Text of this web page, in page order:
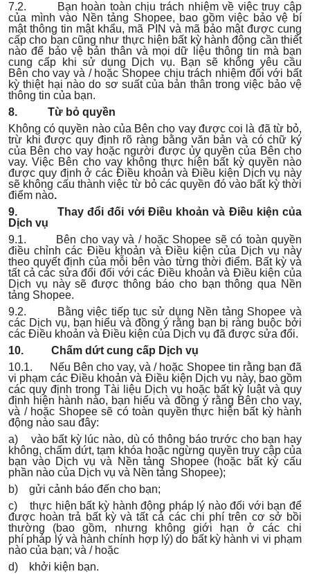
7.2. Bạn hoàn toàn chịu trách nhiệm về việc truy cập
của mình vào Nền tảng Shopee, bao gồm việc bảo vệ bí
mật thông tin mật khẩu, mã PIN và mã bảo mật được cung
cấp cho bạn cũng như thực hiện bất kỳ hành động cần thiết
nào để bảo vệ bản thân và mọi dữ liệu thông tin mà bạn
cung cấp khi sử dụng Dịch vụ. Bạn sẽ không yêu cầu
Bên cho vay và / hoặc Shopee chịu trách nhiệm đối với bất
kỳ thiệt hại nào do sơ suất của bản thân trong việc bảo vệ
thông tin của bạn.
8. Từ bỏ quyền
Không có quyền nào của Bên cho vay được coi là đã từ bỏ,
trừ khi được quy định rõ ràng bằng văn bản và có chữ ký
của Bên cho vay hoặc người được ủy quyền của Bên cho
vay. Việc Bên cho vay không thực hiện bất kỳ quyền nào
được quy định ở các Điều khoản và Điều kiện Dịch vụ này
sẽ không cấu thành việc từ bỏ các quyền đó vào bất kỳ thời
điểm nào.
9. Thay đổi đối với Điều khoản và Điều kiện của
Dịch vụ
9.1. Bên cho vay và / hoặc Shopee sẽ có toàn quyền
điều chỉnh các Điều khoản và Điều kiện của Dịch vụ này
theo quyết định của mỗi bên vào từng thời điểm. Bất kỳ và
tất cả các sửa đổi đối với các Điều khoản và Điều kiện của
Dịch vụ này sẽ được thông báo cho bạn thông qua Nền
tảng Shopee.
9.2. Bằng việc tiếp tục sử dụng Nền tảng Shopee và
các Dịch vụ, bạn hiểu và đồng ý rằng bạn bị ràng buộc bởi
các Điều khoản và Điều kiện của Dịch vụ đã được sửa đổi.
10. Chấm dứt cung cấp Dịch vụ
10.1. Nếu Bên cho vay, và / hoặc Shopee tin rằng bạn đã
vi phạm các Điều khoản và Điều kiện Dịch vụ này, bao gồm
các quy định trong Tài liệu Dịch vụ hoặc bất kỳ luật và quy
định hiện hành nào, bạn hiểu và đồng ý rằng Bên cho vay,
và / hoặc Shopee sẽ có toàn quyền thực hiện bất kỳ hành
động nào sau đây:
a) vào bất kỳ lúc nào, dù có thông báo trước cho bạn hay
không, chấm dứt, tạm khóa hoặc ngừng quyền truy cập của
bạn vào Dịch vụ và Nền tảng Shopee (hoặc bất kỳ cấu
phần nào của Dịch vụ và Nền tảng Shopee);
b) gửi cảnh báo đến cho bạn;
c) thực hiện bất kỳ hành động pháp lý nào đối với bạn để
được hoàn trả bất kỳ và tất cả các chi phí trên cơ sở bồi
thường (bao gồm, nhưng không giới hạn ở các chi
phí pháp lý và hành chính hợp lý) do bất kỳ hành vi vi phạm
nào của bạn; và / hoặc
d) khởi kiện bạn.